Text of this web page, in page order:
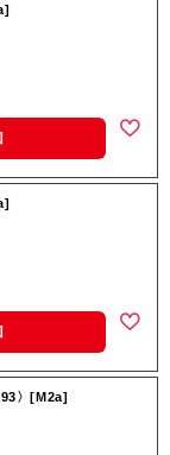
〉[M2a]